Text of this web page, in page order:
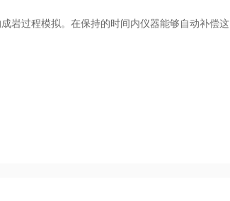
岩过程模拟。在保持的时间内仪器能够自动补偿这